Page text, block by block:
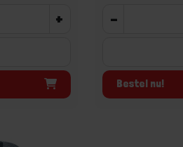
+ -
Bestel nu!